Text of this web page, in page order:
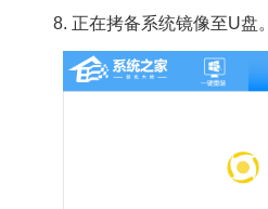
8. 正在拷备系统镜像至U盘。